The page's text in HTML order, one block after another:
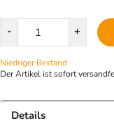
- +
Niedriger Bestand
Der Artikel ist sofort
Details